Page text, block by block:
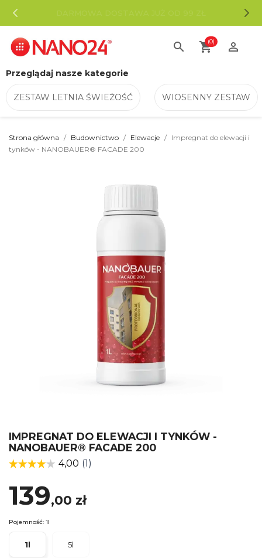
search shopping_cart
(0) 
Przeglądaj nasze kategorie
ZESTAW LETNIA ŚWIEŻOŚĆ WIOSENNY ZESTAW
Strona główna Budownictwo Elewacje
Impregnat do elewacji i
tynków - NANOBAUER® FACADE 200
IMPREGNAT DO ELEWACJI I TYNKÓW -
NANOBAUER® FACADE 200
139,00 zł
Pojemność: 1l
1l 5l